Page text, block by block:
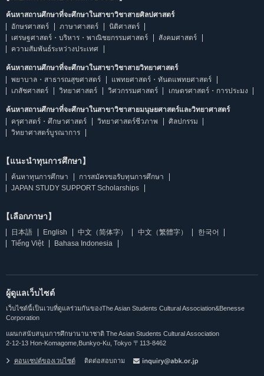
ค้นหาสถานศึกษาที่จะศึกษาในสาขาวิชาสายศิลปศาสตร์
อักษรศาสตร์
ภาษาศาสตร์
นิติศาสตร์
เศรษฐศาสตร์・บริหาร・พาณิชยกรรมศาสตร์
สังคมศาสตร์
ความสัมพันธ์ระหว่างประเทศ
ค้นหาสถานศึกษาที่จะศึกษาในสาขาวิชาสายวิทยาศาสตร์
พยาบาล・สาธารณสุขศาสตร์
แพทยศาสตร์・ทันตแพทยศาสตร์
เภสัชศาสตร์
วิทยาศาสตร์ วิศวกรรมศาสตร์ เกษตรศาสตร์・การประมง
ค้นหาสถานศึกษาที่จะศึกษาในสาขาวิชาสายมนุษยศาสตร์และวิทยาศาสตร์
ครุศาสตร์・ศึกษาศาสตร์
วิทยาศาสตร์ชีวภาพ
ศิลปกรรม
วิทยาศาสตร์บูรณาการ
【แนะนำทุนการศึกษา】
ค้นหาทุนการศึกษา
การสมัครขอรับทุนการศึกษา
JAPAN STUDY SUPPORT Scholarships
【เลือกภาษา】
日本語 English 中文（简体字） 中文（繁體字）
한국어
Tiếng Việt
Bahasa Indonesia
ผู้ดูแลเว็บไซต์
เว็บไซต์นี้เป็นเวบที่ดูแลร่วมกันของThe Asian Students Cultural Association&Benesse
Corporation
แผนกสนับสนุนการศึกษานานาชาติ The Asian Students Cultural Association
2-12-13 Hon-Komagome,Bunkyo-Ku, Tokyo 〒113-8462
คอนเซปต์ของเวบไซต์ ติดต่อสอบถาม